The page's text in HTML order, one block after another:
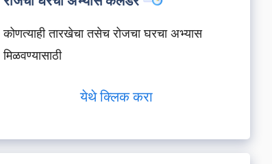
कोणत्याही तारखेचा तसेच रोजचा घरचा अभ्यास
मिळवण्यासाठी
येथे क्लिक करा